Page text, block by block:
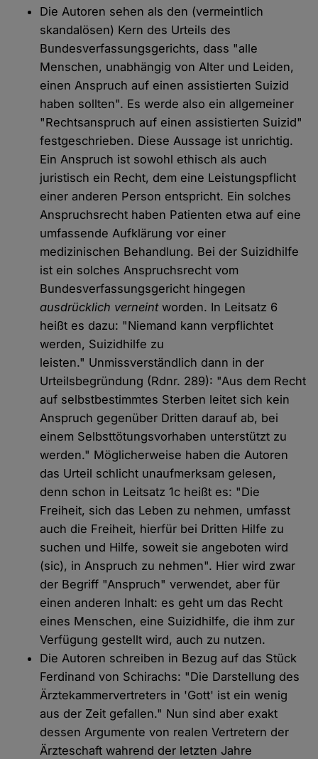
Die Autoren sehen als den (vermeintlich
skandalösen) Kern des Urteils des
Bundesverfassungsgerichts, dass "alle
Menschen, unabhängig von Alter und Leiden,
einen Anspruch auf einen assistierten Suizid
haben sollten". Es werde also ein allgemeiner
"Rechtsanspruch auf einen assistierten Suizid"
festgeschrieben. Diese Aussage ist unrichtig.
Ein Anspruch ist sowohl ethisch als auch
juristisch ein Recht, dem eine Leistungspflicht
einer anderen Person entspricht. Ein solches
Anspruchsrecht haben Patienten etwa auf eine
umfassende Aufklärung vor einer
medizinischen Behandlung. Bei der Suizidhilfe
ist ein solches Anspruchsrecht vom
Bundesverfassungsgericht hingegen
ausdrücklich verneintworden. In Leitsatz 6
heißt es dazu: "Niemand kann verpflichtet
werden, Suizidhilfe zu
leisten." Unmissverständlich dann in der
Urteilsbegründung (Rdnr. 289): "Aus dem Recht
auf selbstbestimmtes Sterben leitet sich kein
Anspruch gegenüber Dritten darauf ab, bei
einem Selbsttötungsvorhaben unterstützt zu
werden." Möglicherweise haben die Autoren
das Urteil schlicht unaufmerksam gelesen,
denn schon in Leitsatz 1c heißt es: "Die
Freiheit, sich das Leben zu nehmen, umfasst
auch die Freiheit, hierfür bei Dritten Hilfe zu
suchen und Hilfe, soweit sie angeboten wird
(sic), in Anspruch zu nehmen". Hier wird zwar
der Begriff "Anspruch" verwendet, aber für
einen anderen Inhalt: es geht um das Recht
eines Menschen, eine Suizidhilfe, die ihm zur
Verfügung gestellt wird, auch zu nutzen.
Die Autoren schreiben in Bezug auf das Stück
Ferdinand von Schirachs: "Die Darstellung des
Ärztekammervertreters in 'Gott' ist ein wenig
aus der Zeit gefallen." Nun sind aber exakt
dessen Argumente von realen Vertretern der
Ärzteschaft wahrend der letzten Jahre